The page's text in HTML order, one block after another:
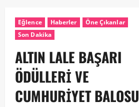
Eğlence Haberler
Öne Çıkanlar
Son Dakika
ALTIN LALE BAŞARI
ÖDÜLLERİ VE
CUMHURİYET BALOSU